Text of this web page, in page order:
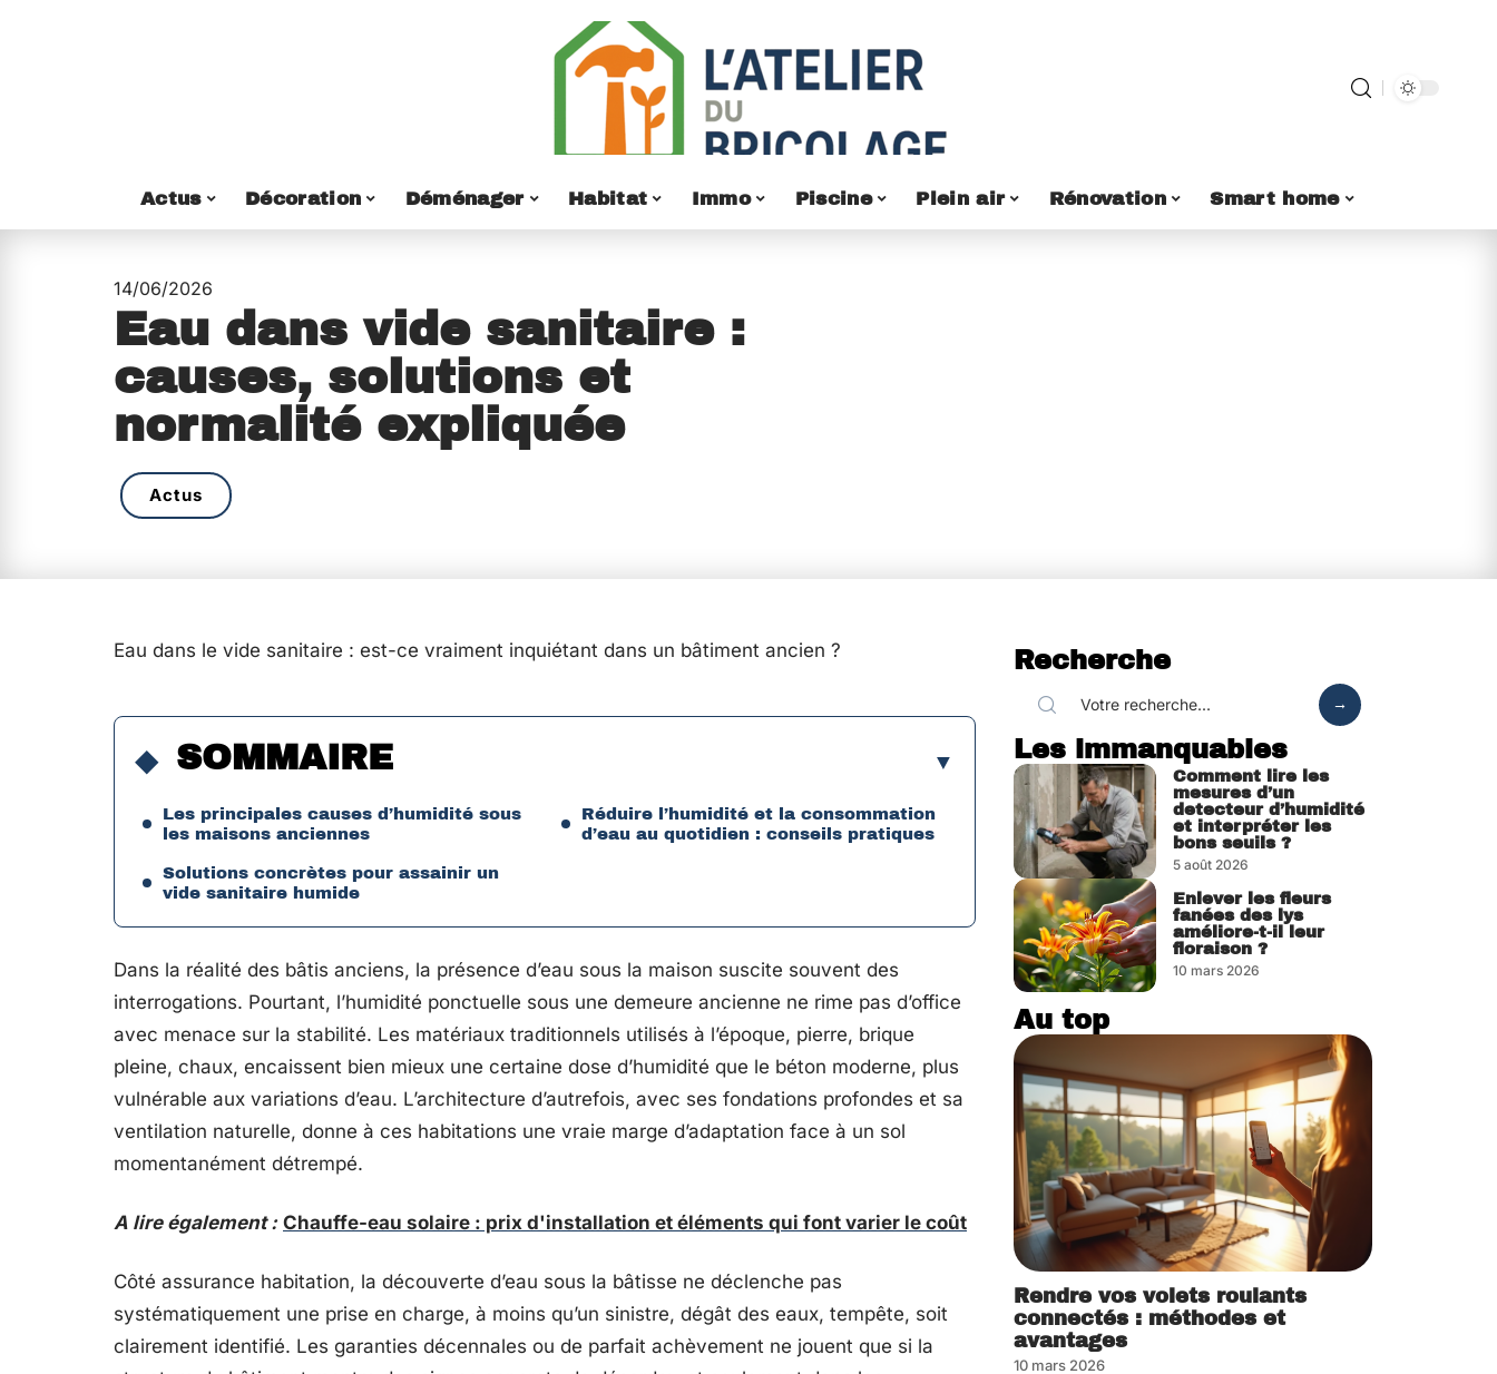
Actus Décoration Déménager Habitat Immo Piscine Plein air Rénovation Smart home
14/06/2026
Eau dans vide sanitaire :
causes, solutions et
normalité expliquée
Actus
Eau dans le vide sanitaire : est-ce vraiment inquiétant dans un bâtiment ancien ?
SOMMAIRE
Les principales causes d’humidité sous
les maisons anciennes
Solutions concrètes pour assainir un
vide sanitaire humide
Réduire l’humidité et la consommation
d’eau au quotidien : conseils pratiques
Dans la réalité des bâtis anciens, la présence d’eau sous la maison suscite souvent des
interrogations. Pourtant, l’humidité ponctuelle sous une demeure ancienne ne rime pas d’office
avec menace sur la stabilité. Les matériaux traditionnels utilisés à l’époque, pierre, brique
pleine, chaux, encaissent bien mieux une certaine dose d’humidité que le béton moderne, plus
vulnérable aux variations d’eau. L’architecture d’autrefois, avec ses fondations profondes et sa
ventilation naturelle, donne à ces habitations une vraie marge d’adaptation face à un sol
momentanément détrempé.
A lire également : Chauffe-eau solaire : prix d'installation et éléments qui font varier le coût
Côté assurance habitation, la découverte d’eau sous la bâtisse ne déclenche pas
systématiquement une prise en charge, à moins qu’un sinistre, dégât des eaux, tempête, soit
clairement identifié. Les garanties décennales ou de parfait achèvement ne jouent que si la
Recherche
Les immanquables
Comment lire les
mesures d’un
detecteur d’humidité
et interpréter les
bons seuils ?
5 août 2026
Enlever les fleurs
fanées des lys
améliore-t-il leur
floraison ?
10 mars 2026
Au top
Rendre vos volets roulants
connectés : méthodes et
avantages
10 mars 2026